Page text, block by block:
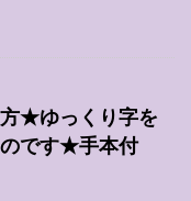
★ゆっくり字を
です★手本付